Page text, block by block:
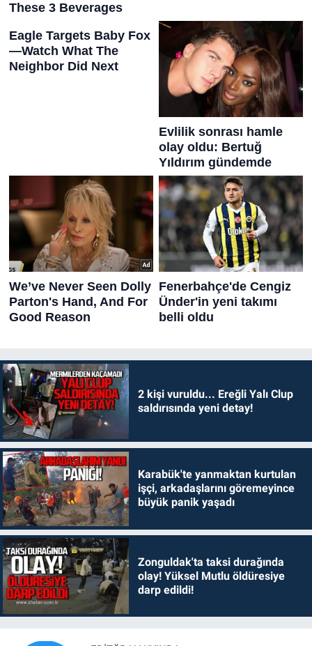
2 kişi vuruldu... Ereğli Yalı Clup
saldırısında yeni detay!
Karabük'te yanmaktan kurtulan
işçi, arkadaşlarını göremeyince
büyük panik yaşadı
Zonguldak'ta taksi durağında
olay! Yüksel Mutlu öldüresiye
darp edildi!